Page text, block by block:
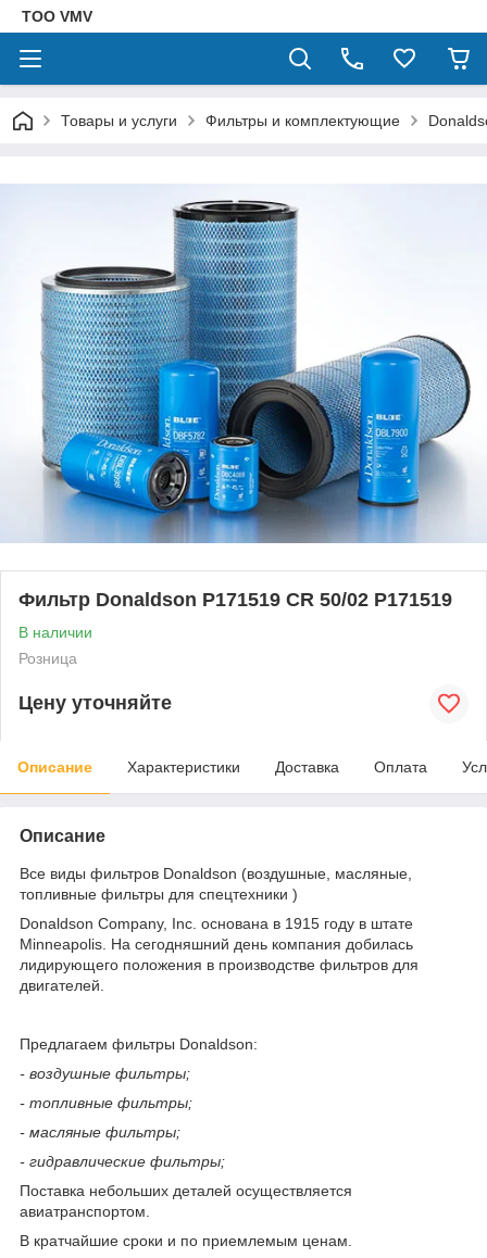
ТОО VMV
Товары и услуги Фильтры и комплектующие
Фильтр Donaldson P171519 CR 50/02 P171519
В наличии
Розница
Цену уточняйте
Описание Характеристики Доставка Оплата
Описание
Все виды фильтров Donaldson (воздушные, масляные,
топливные фильтры для спецтехники )
Donaldson Company, Inc. основана в 1915 году в штате
Minneapolis. На сегодняшний день компания добилась
лидирующего положения в производстве фильтров для
двигателей.
Предлагаем фильтры Donaldson:
- воздушные фильтры;
- топливные фильтры;
- масляные фильтры;
- гидравлические фильтры;
Поставка небольших деталей осуществляется
авиатранспортом.
В кратчайшие сроки и по приемлемым ценам.